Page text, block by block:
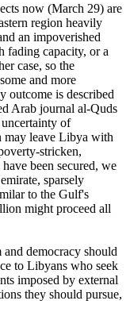
now (March 29) are
region heavily
an impoverished
fading capacity, or a
case, so the
and more
outcome is described
Arab journal al-Quds
of
may leave Libya with
stricken,
been secured, we
sparsely
to the Gulf's
might proceed all
democracy should
to Libyans who seek
imposed by external
they should pursue,